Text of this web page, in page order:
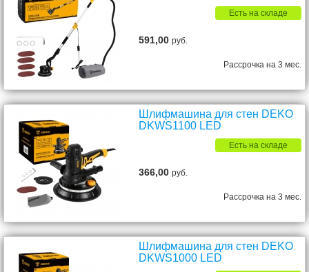
Есть на складе
591,00руб.
Рассрочка на 3 мес.
Шлифмашина для стен DEKO
DKWS1100 LED
Есть на складе
366,00руб.
Рассрочка на 3 мес.
Шлифмашина для стен DEKO
DKWS1000 LED